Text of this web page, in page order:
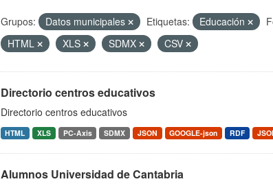
Grupos: Datos municipales Etiquetas: Educación
HTML
XLS SDMX CSV
Directorio centros educativos
Directorio centros educativos
HTML XLS PC-Axis SDMX JSON GOOGLE-json RDF
Alumnos Universidad de Cantabria